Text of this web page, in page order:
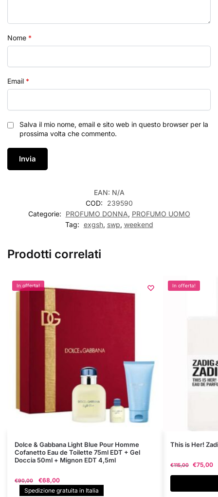
Nome *
Email *
Salva il mio nome, email e sito web in questo browser per la
prossima volta che commento.
EAN: N/A
COD:
239590
Categorie:
PROFUMO DONNA, PROFUMO UOMO
Tag: exgsh, swp, weekend
Prodotti correlati
In offerta!
Dolce & Gabbana Light Blue Pour Homme
Cofanetto Eau de Toilette 75ml EDT + Gel
Doccia 50ml + Mignon EDT 4,5ml
€90,00
Il
prezzo
€68,00
prezzo
Spedizione gratuita in Italia
In offerta!
This is Her!
€115,00 €75,00
Questo
ha
più
varianti.